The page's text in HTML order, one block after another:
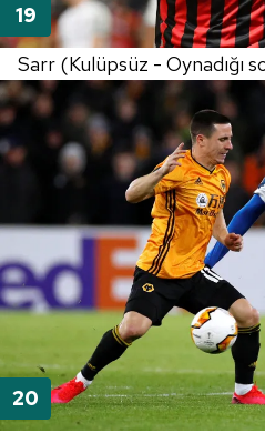
Sarr (Kulüpsüz - Oynadığı